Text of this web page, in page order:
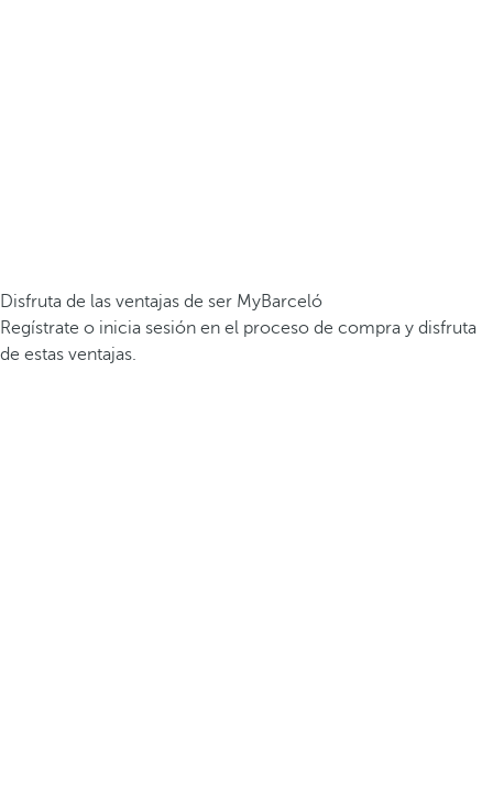
Disfruta de las ventajas de ser MyBarceló
Regístrate o inicia sesión en el proceso de compra y disfruta
de estas ventajas.